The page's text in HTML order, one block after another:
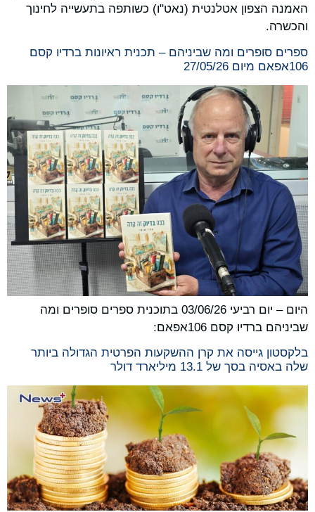
האמנה הצפון אטלנטית (נאט"ו) כשותפה בתעשייה לחינוך
והכשרה.
ספרים סופרים ומה שביניהם – תכנית ראיונות ברדיו קסם
106אפאם מיום 27/05/26
היום – יום רביעי 03/06/26 בתוכנית ספרים סופרים ומה
שביניהם ברדיו קסם 106אפאם:
בלקסטון גייסה את קרן ההשקעות הפרטית הגדולה ביותר
שלה באסיה בסך של 13.1 מיליארד דולר